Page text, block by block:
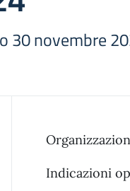
30 novembre
Indicazioni